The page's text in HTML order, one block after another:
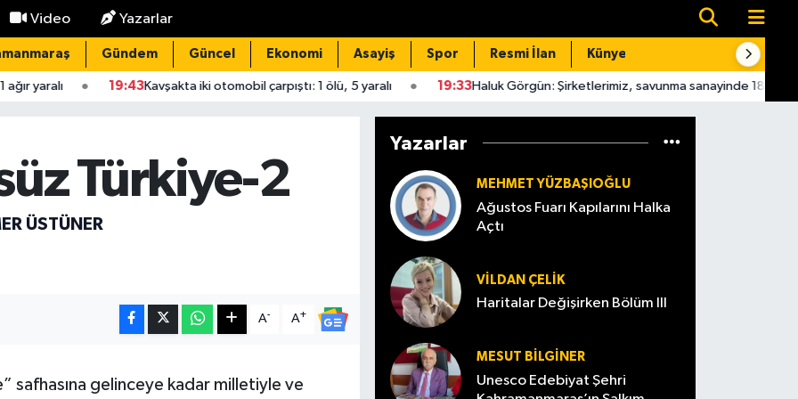
Video Yazarlar
Gündem Güncel Ekonomi Asayiş Spor Resmi İlan Künye
19:43 Kavşakta iki otomobil çarpıştı: 1 ölü, 5 yaralı 19:33 Haluk Görgün: Şirketlerimiz, savunma sanayinde 185 ülkeye 10
Türkiye-2
ÜSTÜNER
A- A+
safhasına gelinceye kadar milletiyle ve
Yazarlar
MEHMET YÜZBAŞIOĞLU
Ağustos Fuarı Kapılarını Halka
Açtı
VILDAN ÇELIK
Haritalar Değişirken Bölüm III
MESUT BILGINER
Unesco Edebiyat Şehri